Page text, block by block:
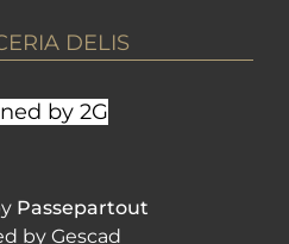
DELIS
by 2G
Passepartout
by Gescad